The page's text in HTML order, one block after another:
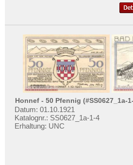
Honnef - 50 Pfennig (#SS0627_1a-
Datum: 01.10.1921
Katalognr.: SS0627_1a-1-4
Erhaltung: UNC